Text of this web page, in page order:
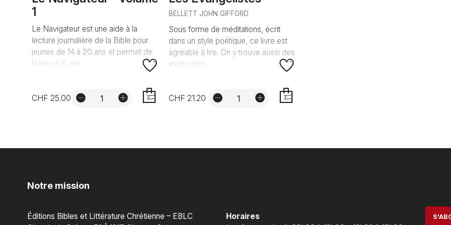
1
Le Navigateur est une aide à la
lecture journalière de la Bible pour
jeunes de 14 à 20 ans et permet de
la lire en 6 ans...
CHF 25.00
BELLETT JOHN GIFFORD
Sous forme de méditations, écrit
dans un style poétique, ce livre est
agréable à lire. On y trouve aussi des
explication...
CHF 21.20
Notre mission
Éditions Bibles et Littérature Chrétienne – EBLC
Horaires